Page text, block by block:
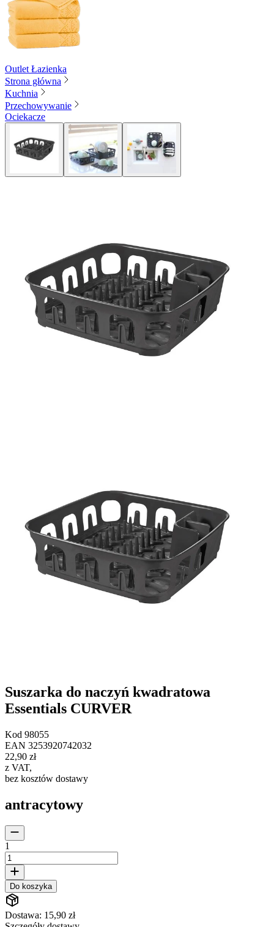
Outlet Łazienka
Strona główna
Kuchnia
Przechowywanie
Ociekacze
Suszarka do naczyń kwadratowa
Essentials CURVER
Kod 98055
EAN 3253920742032
22,90 zł
z VAT,
bez kosztów dostawy
antracytowy
1
Do koszyka
Dostawa: 15,90 zł